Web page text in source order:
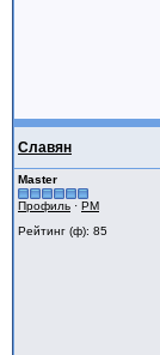
Славян
Master
Профиль · PM
Рейтинг (ф): 85